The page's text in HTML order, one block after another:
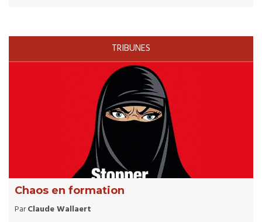
TRIBUNES
Chaos en formation
ParClaude Wallaert